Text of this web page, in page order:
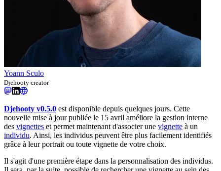
Yoann Sculo
Djehooty creator
Djehooty v0.5.0 est disponible depuis quelques jours. Cette
nouvelle mise à jour publiée le 15 avril améliore la gestion interne
des vignettes et permet maintenant d'associer une vignette à un
individu. Ainsi, les individus peuvent être plus facilement identifiés
grâce à leur portrait ou toute vignette de votre choix.
Il s'agit d'une première étape dans la personnalisation des individus.